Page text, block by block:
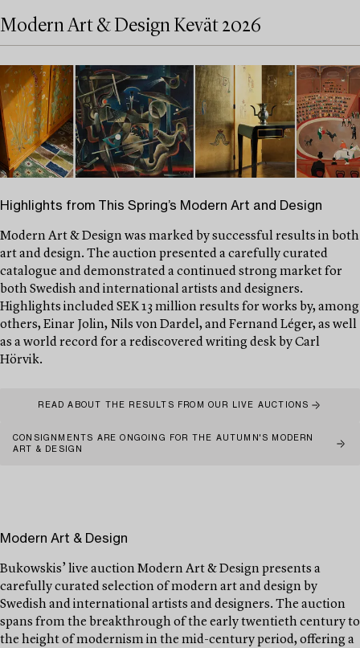
Modern Art & Design Kevät 2026
Highlights from This Spring’s Modern Art and Design
Modern Art & Design was marked by successful results in both
art and design. The auction presented a carefully curated
catalogue and demonstrated a continued strong market for
both Swedish and international artists and designers.
Highlights included SEK 13 million results for works by, among
others, Einar Jolin, Nils von Dardel, and Fernand Léger, as well
as a world record for a rediscovered writing desk by Carl
Hörvik.
READ ABOUT THE RESULTS FROM OUR LIVE AUCTIONS
CONSIGNMENTS ARE ONGOING FOR THE AUTUMN'S MODERN
ART & DESIGN
Modern Art & Design
Bukowskis’ live auction Modern Art & Design presents a
carefully curated selection of modern art and design by
Swedish and international artists and designers. The auction
spans from the breakthrough of the early twentieth century to
the height of modernism in the mid-century period, offering a